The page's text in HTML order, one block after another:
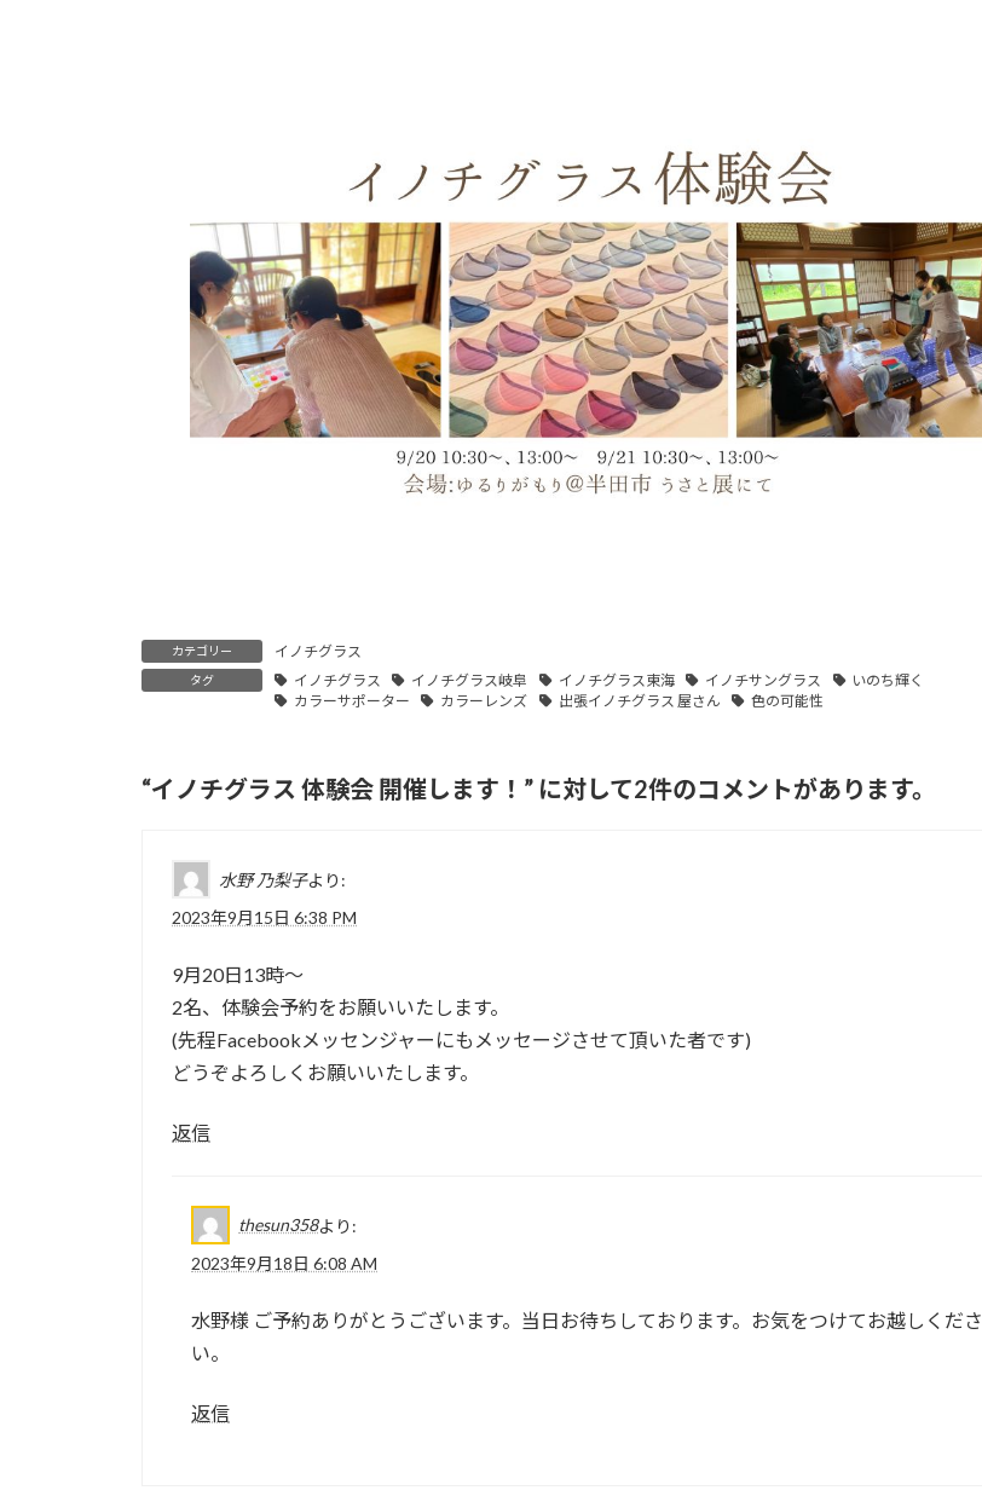
カテゴリー イノチグラス
タグ イノチグラス イノチグラス岐阜 イノチグラス東海 イノチサングラス
いのち輝く
カラーサポーター
カラーレンズ 出張イノチグラス 屋さん 色の可能性
“イノチグラス 体験会 開催します！ ” に対して2件のコメントがあります。
水野 乃梨子より:
2023年9月15日 6:38 PM
9月20日13時〜
2名、体験会予約をお願いいたします。
(先程Facebookメッセンジャーにもメッセージさせて頂いた者です)
どうぞよろしくお願いいたします。
返信
thesun358より:
2023年9月18日 6:08 AM
水野様 ご予約ありがとうございます。当日お待ちしております。お気をつけてお越しくださ
い。
返信